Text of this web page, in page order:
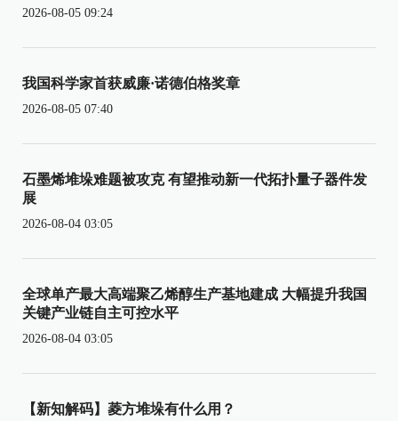
2026-08-05 09:24
我国科学家首获威廉·诺德伯格奖章
2026-08-05 07:40
石墨烯堆垛难题被攻克 有望推动新一代拓扑量子器件发
展
2026-08-04 03:05
全球单产最大高端聚乙烯醇生产基地建成 大幅提升我国
关键产业链自主可控水平
2026-08-04 03:05
【新知解码】菱方堆垛有什么用？